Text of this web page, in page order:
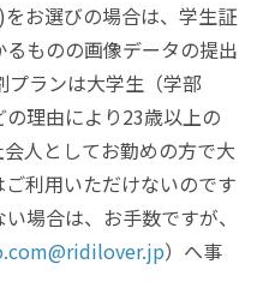
お選びの場合は、学生証
ものの画像データの提出
プランは大学生（学部
理由により23歳以上の
人としてお勤めの方で大
利用いただけないのです
場合は、お手数ですが、
）へ事